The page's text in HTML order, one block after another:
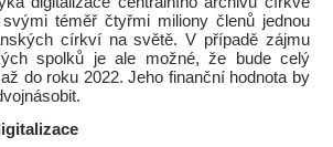
téměř čtyřmi miliony členů jednou
církví na světě. V případě zájmu
spolků je ale možné, že bude celý
do roku 2022. Jeho finanční hodnota by